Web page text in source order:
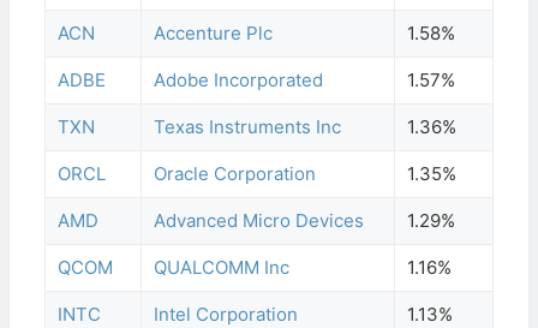
ACN Accenture Plc 1.58%
ADBE Adobe Incorporated 1.57%
TXN Texas Instruments Inc 1.36%
ORCL Oracle Corporation 1.35%
AMD Advanced Micro Devices 1.29%
QCOM QUALCOMM Inc 1.16%
INTC Intel Corporation 1.13%